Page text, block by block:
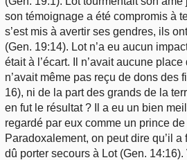
son témoignage a été compromis à
s’est mis à avertir ses gendres, ils
(Gen. 19:14). Lot n’a eu aucun
était à l’écart. Il n’avait aucune place
n’avait même pas reçu de dons des
16), ni de la part des grands de la
en fut le résultat ? Il a eu un bien
regardé par eux comme un prince
Paradoxalement, on peut dire qu’il
dû porter secours à Lot (Gen.